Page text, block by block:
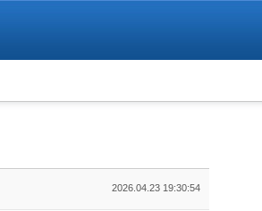
응
2026.04.23 19:30:54